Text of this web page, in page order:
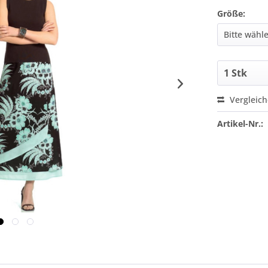
Größe:
Artikel-Nr.: